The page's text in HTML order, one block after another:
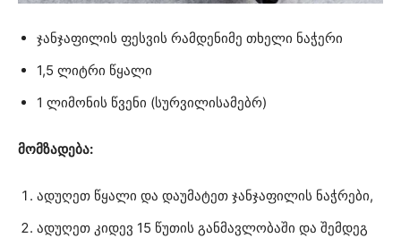
ჯანჯაფილის ფესვის რამდენიმე თხელი ნაჭერი
1,5 ლიტრი წყალი
1 ლიმონის წვენი (სურვილისამებრ)
მომზადება:
ადუღეთ წყალი და დაუმატეთ ჯანჯაფილის ნაჭრები,
ადუღეთ კიდევ 15 წუთის განმავლობაში და შემდეგ